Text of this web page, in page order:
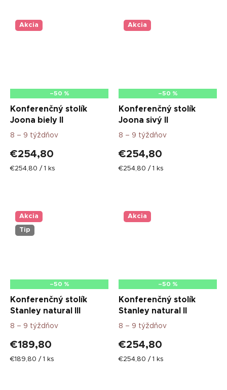
Akcia
–50 %
Konferenčný stolík
Joona biely II
8 – 9 týždňov
€254,80
Jednotková
€254,80 / 1 ks
Akcia
–50 %
Konferenčný stolík
Joona sivý II
8 – 9 týždňov
€254,80
Jednotková
€254,80 / 1 ks
Akcia
Tip
–50 %
Konferenčný stolík
Stanley natural III
8 – 9 týždňov
€189,80
Jednotková
€189,80 / 1 ks
Akcia
–50 %
Konferenčný stolík
Stanley natural II
8 – 9 týždňov
€254,80
Jednotková
€254,80 / 1 ks